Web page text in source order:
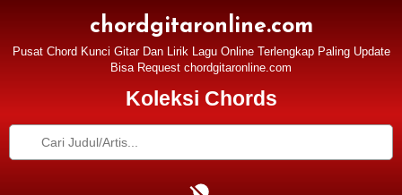
chordgitaronline.com
Pusat Chord Kunci Gitar Dan Lirik Lagu Online Terlengkap Paling Update
Bisa Request chordgitaronline.com
Koleksi Chords